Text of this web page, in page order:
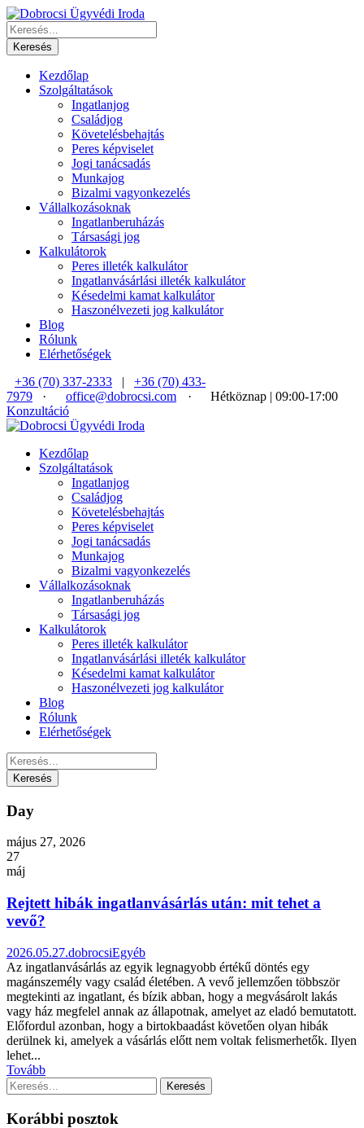
Kezdőlap
Szolgáltatások
Ingatlanjog
Családjog
Követelésbehajtás
Peres képviselet
Jogi tanácsadás
Munkajog
Bizalmi vagyonkezelés
Vállalkozásoknak
Ingatlanberuházás
Társasági jog
Kalkulátorok
Peres illeték kalkulátor
Ingatlanvásárlási illeték kalkulátor
Késedelmi kamat kalkulátor
Haszonélvezeti jog kalkulátor
Blog
Rólunk
Elérhetőségek
+36 (70) 337-2333
|
+36 (70) 433-
7979
· office@dobrocsi.com ·
Hétköznap | 09:00-17:00
Konzultáció
Kezdőlap
Szolgáltatások
Ingatlanjog
Családjog
Követelésbehajtás
Peres képviselet
Jogi tanácsadás
Munkajog
Bizalmi vagyonkezelés
Vállalkozásoknak
Ingatlanberuházás
Társasági jog
Kalkulátorok
Peres illeték kalkulátor
Ingatlanvásárlási illeték kalkulátor
Késedelmi kamat kalkulátor
Haszonélvezeti jog kalkulátor
Blog
Rólunk
Elérhetőségek
Day
május 27, 2026
27
máj
Rejtett hibák ingatlanvásárlás után: mit tehet a
vevő?
2026.05.27.dobrocsiEgyéb
Az ingatlanvásárlás az egyik legnagyobb értékű döntés egy
magánszemély vagy család életében. A vevő jellemzően többször
megtekinti az ingatlant, és bízik abban, hogy a megvásárolt lakás
vagy ház megfelel annak az állapotnak, amelyet az eladó bemutatott.
Előfordul azonban, hogy a birtokbaadást követően olyan hibák
derülnek ki, amelyek a vásárlás előtt nem voltak felismerhetők. Ilyen
lehet...
Tovább
Korábbi posztok